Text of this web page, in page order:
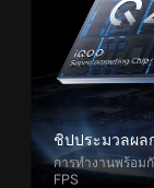
ชิปประมวลผล
การทำงานพร้อม
FPS